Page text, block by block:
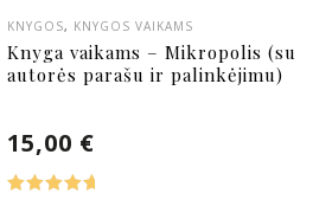
KNYGOS, KNYGOS VAIKAMS
Knyga vaikams – Mikropolis (su
autorės parašu ir palinkėjimu)
15,00 €